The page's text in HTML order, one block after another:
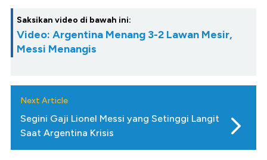
Saksikan video di bawah ini:
Video: Argentina Menang 3-2 Lawan Mesir,
Messi Menangis
Next Article
Segini Gaji Lionel Messi yang Setinggi Langit
Saat Argentina Krisis